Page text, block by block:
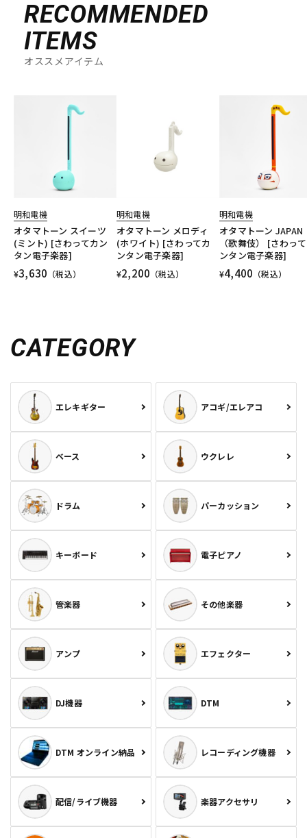
RECOMMENDED
ITEMS
オススメアイテム
明和電機
オタマトーン スイーツ
(ミント) [さわってカン
タン電子楽器]
¥3,630 （税込）
明和電機
オタマトーン メロディ
(ホワイト) [さわってカ
ンタン電子楽器]
¥2,200 （税込）
明和電機
オタマトーン JAPAN
（歌舞伎） [さわっ
ンタン電子楽器]
¥4,400 （税込）
CATEGORY
エレキギター アコギ/エレアコ
ベース ウクレレ
ドラム パーカッション
キーボード 電子ピアノ
管楽器 その他楽器
アンプ エフェクター
DJ機器 DTM
DTM オンライン納品 レコーディング機器
配信/ライブ機器 楽器アクセサリ